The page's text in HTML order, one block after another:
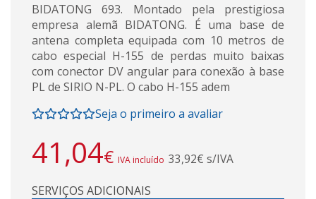
BIDATONG 693. Montado pela prestigiosa
empresa alemã BIDATONG. É uma base de
antena completa equipada com 10 metros de
cabo especial H-155 de perdas muito baixas
com conector DV angular para conexão à base
PL de SIRIO N-PL. O cabo H-155 adem
Seja o primeiro a avaliar
41,04€ IVA incluído 33,92€ s/IVA
SERVIÇOS ADICIONAIS